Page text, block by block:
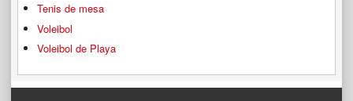
Tenis de mesa
Voleibol
Voleibol de Playa